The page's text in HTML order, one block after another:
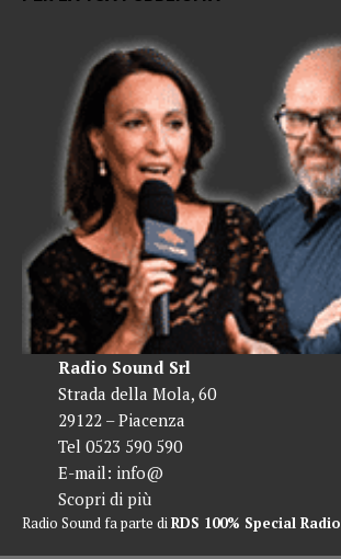
Radio Sound Srl
Strada della Mola, 60
29122 – Piacenza
Tel 0523 590 590
E-mail: info@
Scopri di più
Radio Sound fa parte diRDS 100% Special Radio